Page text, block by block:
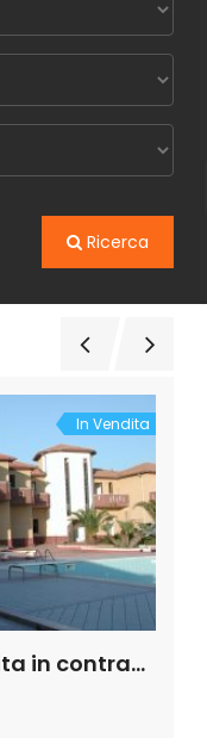
Ricerca
In Vendita
Edificio multiuso in vendita in contrada Desusino s.n.c., Butera